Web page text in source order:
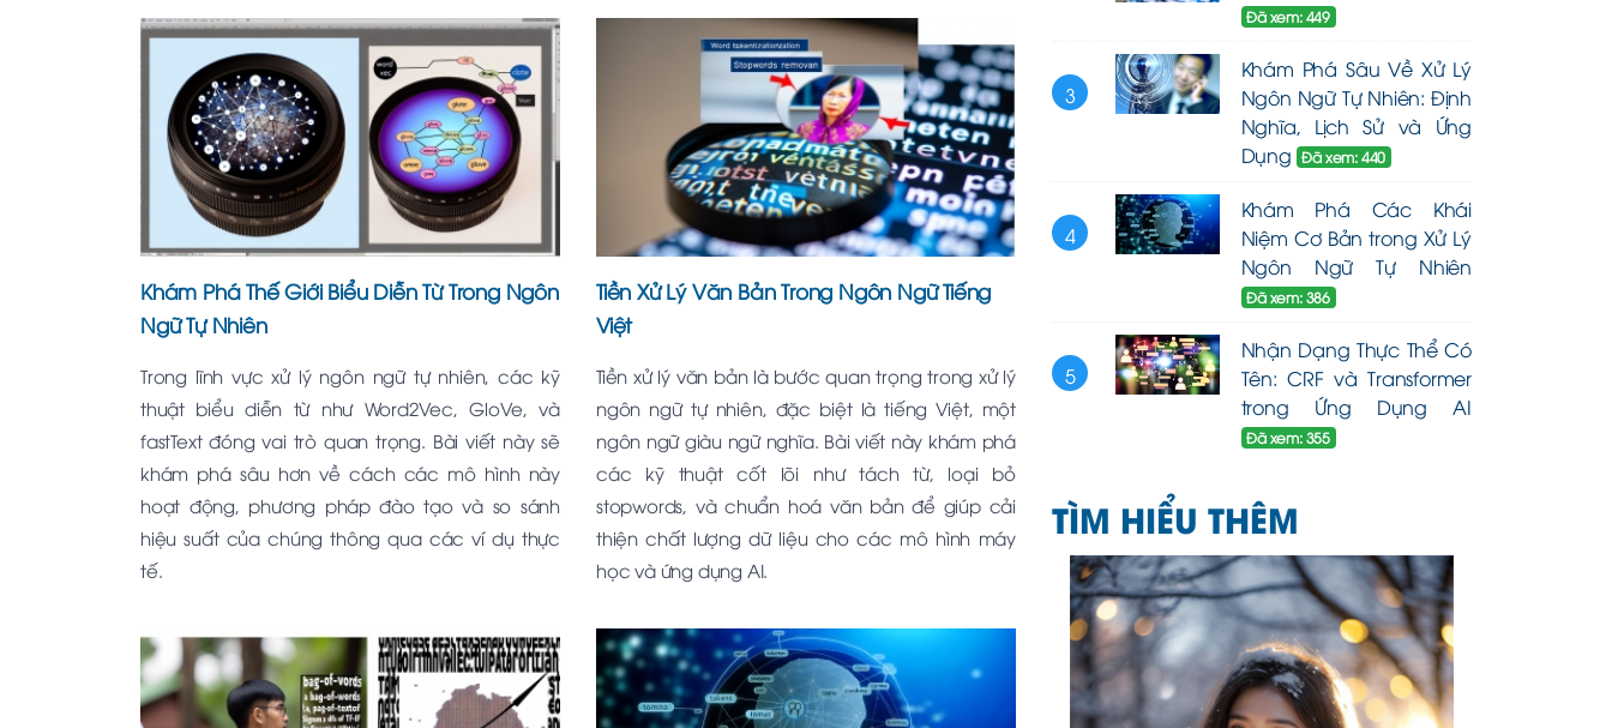
Khám Phá Thế Giới Biểu Diễn Từ Trong Ngôn
Ngữ Tự Nhiên
Trong lĩnh vực xử lý ngôn ngữ tự nhiên, các kỹ
thuật biểu diễn từ như Word2Vec, GloVe, và
fastText đóng vai trò quan trọng. Bài viết này sẽ
khám phá sâu hơn về cách các mô hình này
hoạt động, phương pháp đào tạo và so sánh
hiệu suất của chúng thông qua các ví dụ thực
tế.
Tiền Xử Lý Văn Bản Trong Ngôn Ngữ Tiếng
Việt
Tiền xử lý văn bản là bước quan trọng trong xử lý
ngôn ngữ tự nhiên, đặc biệt là tiếng Việt, một
ngôn ngữ giàu ngữ nghĩa. Bài viết này khám phá
các kỹ thuật cốt lõi như tách từ, loại bỏ
stopwords, và chuẩn hoá văn bản để giúp cải
thiện chất lượng dữ liệu cho các mô hình máy
học và ứng dụng AI.
Đã xem: 449
3
Khám Phá Sâu Về Xử Lý
Ngôn Ngữ Tự Nhiên: Định
Nghĩa, Lịch Sử và Ứng
Dụng Đã xem: 440
4
Khám Phá Các Khái
Niệm Cơ Bản trong Xử Lý
Ngôn Ngữ Tự Nhiên
Đã xem: 386
5
Nhận Dạng Thực Thể Có
Tên: CRF và Transformer
trong Ứng Dụng AI
Đã xem: 355
TÌM HIỂU THÊM